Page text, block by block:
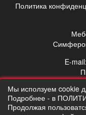
Политика
E-
Мы исползуем cookie
Подробнее - в
Продолжая